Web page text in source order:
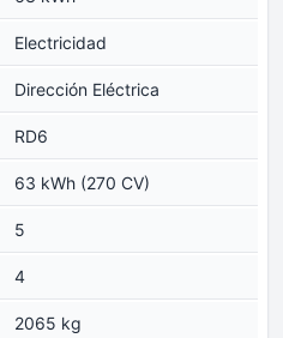
Electricidad
Dirección Eléctrica
RD6
63 kWh (270 CV)
5
4
2065 kg